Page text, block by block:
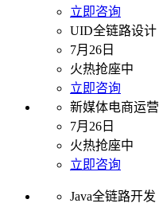
立即咨询
UID全链路设计
7月26日
火热抢座中
立即咨询
新媒体电商运营
7月26日
火热抢座中
立即咨询
Java全链路开发